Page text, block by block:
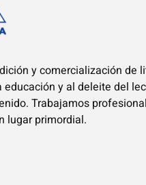
y comercialización de
y al deleite del
Trabajamos
lugar primordial.